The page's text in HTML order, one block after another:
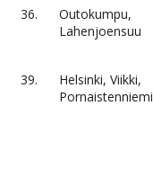
36.
Outokumpu,
Lahenjoensuu
39.
Helsinki, Viikki,
Pornaistenniemi